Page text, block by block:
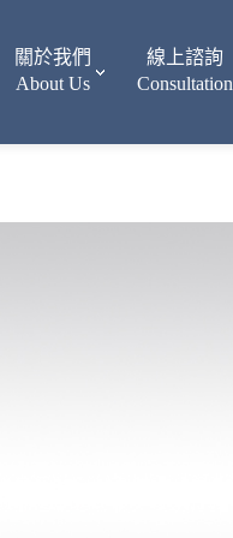
關於我們
About Us
線上諮詢
Consultation